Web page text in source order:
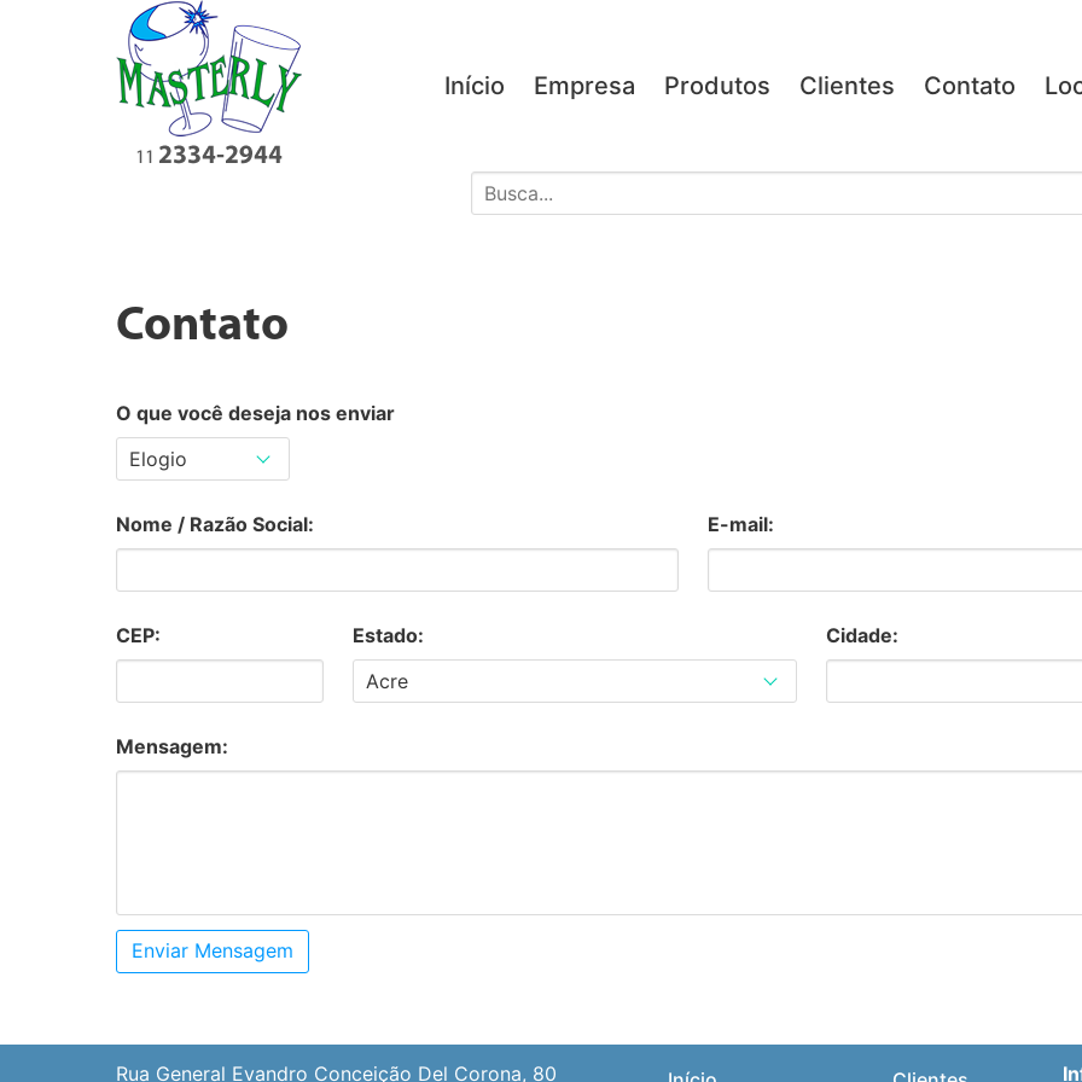
Início Empresa Produtos Clientes Contato
Contato
O que você deseja nos enviar
Nome / Razão Social: E-mail:
CEP: Estado: Cidade:
Mensagem:
Enviar Mensagem
Rua General Evandro Conceição Del Corona, 80